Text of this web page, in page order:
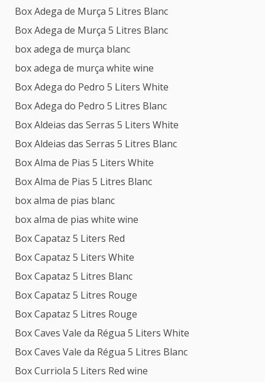
Box Adega de Murça 5 Litres Blanc
Box Adega de Murça 5 Litres Blanc
box adega de murça blanc
box adega de murça white wine
Box Adega do Pedro 5 Liters White
Box Adega do Pedro 5 Litres Blanc
Box Aldeias das Serras 5 Liters White
Box Aldeias das Serras 5 Litres Blanc
Box Alma de Pias 5 Liters White
Box Alma de Pias 5 Litres Blanc
box alma de pias blanc
box alma de pias white wine
Box Capataz 5 Liters Red
Box Capataz 5 Liters White
Box Capataz 5 Litres Blanc
Box Capataz 5 Litres Rouge
Box Capataz 5 Litres Rouge
Box Caves Vale da Régua 5 Liters White
Box Caves Vale da Régua 5 Litres Blanc
Box Curriola 5 Liters Red wine